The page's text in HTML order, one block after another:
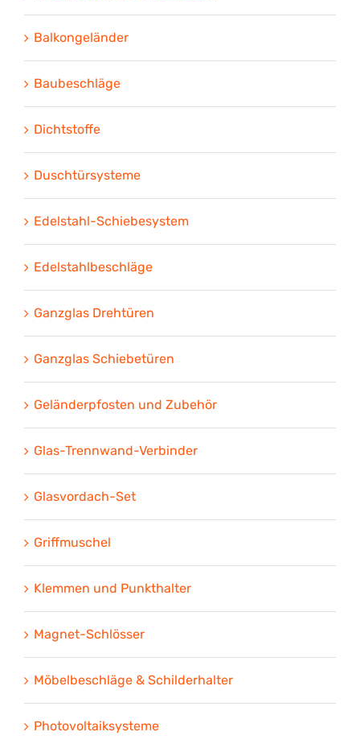
Balkongeländer
Baubeschläge
Dichtstoffe
Duschtürsysteme
Edelstahl-Schiebesystem
Edelstahlbeschläge
Ganzglas Drehtüren
Ganzglas Schiebetüren
Geländerpfosten und Zubehör
Glas-Trennwand-Verbinder
Glasvordach-Set
Griffmuschel
Klemmen und Punkthalter
Magnet-Schlösser
Möbelbeschläge & Schilderhalter
Photovoltaiksysteme